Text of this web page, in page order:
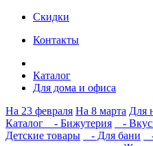
Скидки
Контакты
Каталог
Для дома и офиса
На 23 февраля На 8 марта Для
Каталог
- Бижутерия -
Детские товары
- Для бани